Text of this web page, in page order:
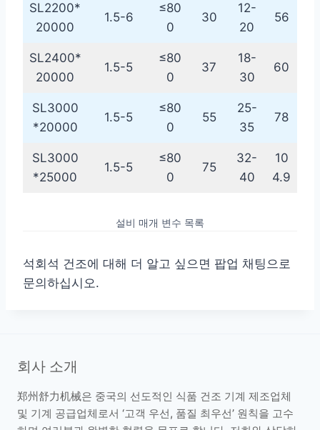
SL2200*
20000
1.5-6
≤80
0
30
12-
20
56
SL2400*
20000
1.5-5
≤80
0
37
18-
30
60
SL3000
*20000
1.5-5
≤80
0
55
25-
35
78
SL3000
*25000
1.5-5
≤80
0
75
32-
40
10
4.9
설비 매개 변수 목록
석회석 건조에 대해 더 알고 싶으면 팝업 채팅으로
문의하십시오.
회사 소개
郑州舒力机械은 중국의 선도적인 식품 건조 기계 제조업체
및 기계 공급업체로서 ‘고객 우선, 품질 최우선’ 원칙을 고수